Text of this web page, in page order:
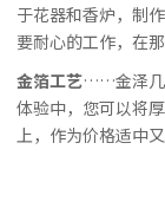
于花器和香炉，制
要耐心的工作，在
金箔工艺……金泽几
体验中，您可以将
上，作为价格适中